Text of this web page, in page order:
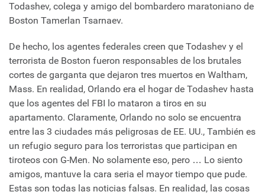
Todashev, colega y amigo del bombardero maratoniano de
Boston Tamerlan Tsarnaev.
De hecho, los agentes federales creen que Todashev y el
terrorista de Boston fueron responsables de los brutales
cortes de garganta que dejaron tres muertos en Waltham,
Mass. En realidad, Orlando era el hogar de Todashev hasta
que los agentes del FBI lo mataron a tiros en su
apartamento. Claramente, Orlando no solo se encuentra
entre las 3 ciudades más peligrosas de EE. UU., También es
un refugio seguro para los terroristas que participan en
tiroteos con G-Men. No solamente eso, pero … Lo siento
amigos, mantuve la cara seria el mayor tiempo que pude.
Estas son todas las noticias falsas. En realidad, las cosas